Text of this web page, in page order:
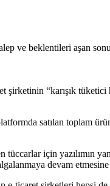
şirketinin “karışık
satılan toplam
için yazılımın
devam